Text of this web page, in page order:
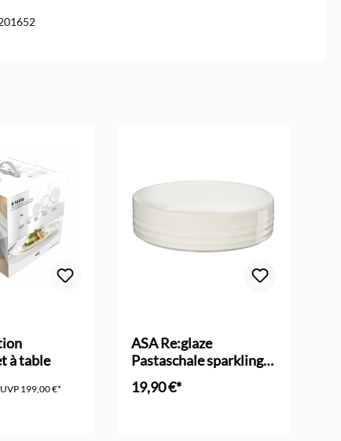
à table
UVP 199,00 €*
ASA Re:glaze
Pastaschale sparkling
white
19,90 €*